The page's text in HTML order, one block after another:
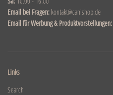
Email bei Fragen: kontakt@canishop.de
Email für Werbung & Produktvorstellungen:
Links
Search